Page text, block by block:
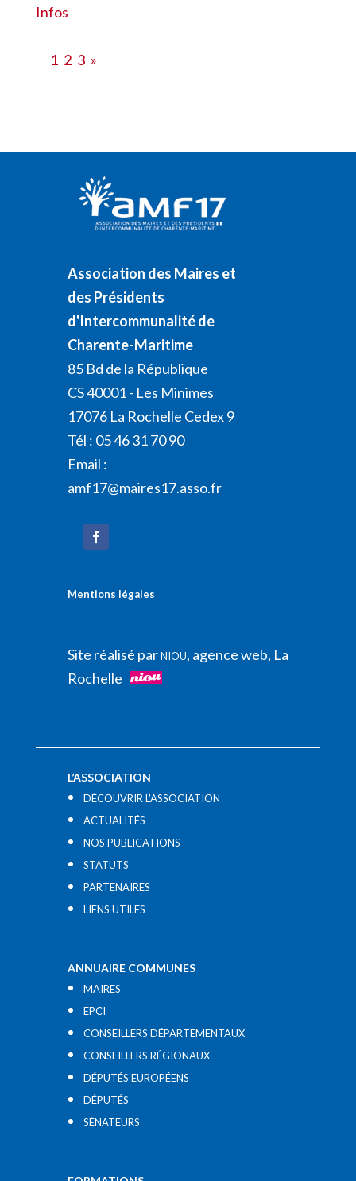
Infos
1 2 3 »
Association des Maires et
des Présidents
d'Intercommunalité de
Charente-Maritime
85 Bd de la République
CS 40001 - Les Minimes
17076 La Rochelle Cedex 9
Tél : 05 46 31 70 90
Email :
amf17@maires17.asso.fr
Mentions légales
Site réalisé parNIOU, agence web, La
Rochelle
L’ASSOCIATION
DÉCOUVRIR L’ASSOCIATION
ACTUALITÉS
NOS PUBLICATIONS
STATUTS
PARTENAIRES
LIENS UTILES​
ANNUAIRE COMMUNES
MAIRES
EPCI
CONSEILLERS DÉPARTEMENTAUX
CONSEILLERS RÉGIONAUX
DÉPUTÉS EUROPÉENS
DÉPUTÉS
SÉNATEURS